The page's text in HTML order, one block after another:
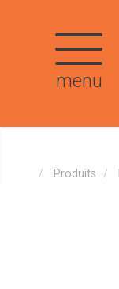
menu
Produits